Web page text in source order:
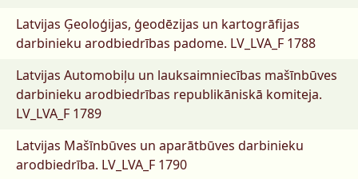
Latvijas Ģeoloģijas, ģeodēzijas un kartogrāfijas
darbinieku arodbiedrības padome. LV_LVA_F 1788
Latvijas Automobiļu un lauksaimniecības mašīnbūves
darbinieku arodbiedrības republikāniskā komiteja.
LV_LVA_F 1789
Latvijas Mašīnbūves un aparātbūves darbinieku
arodbiedrība. LV_LVA_F 1790